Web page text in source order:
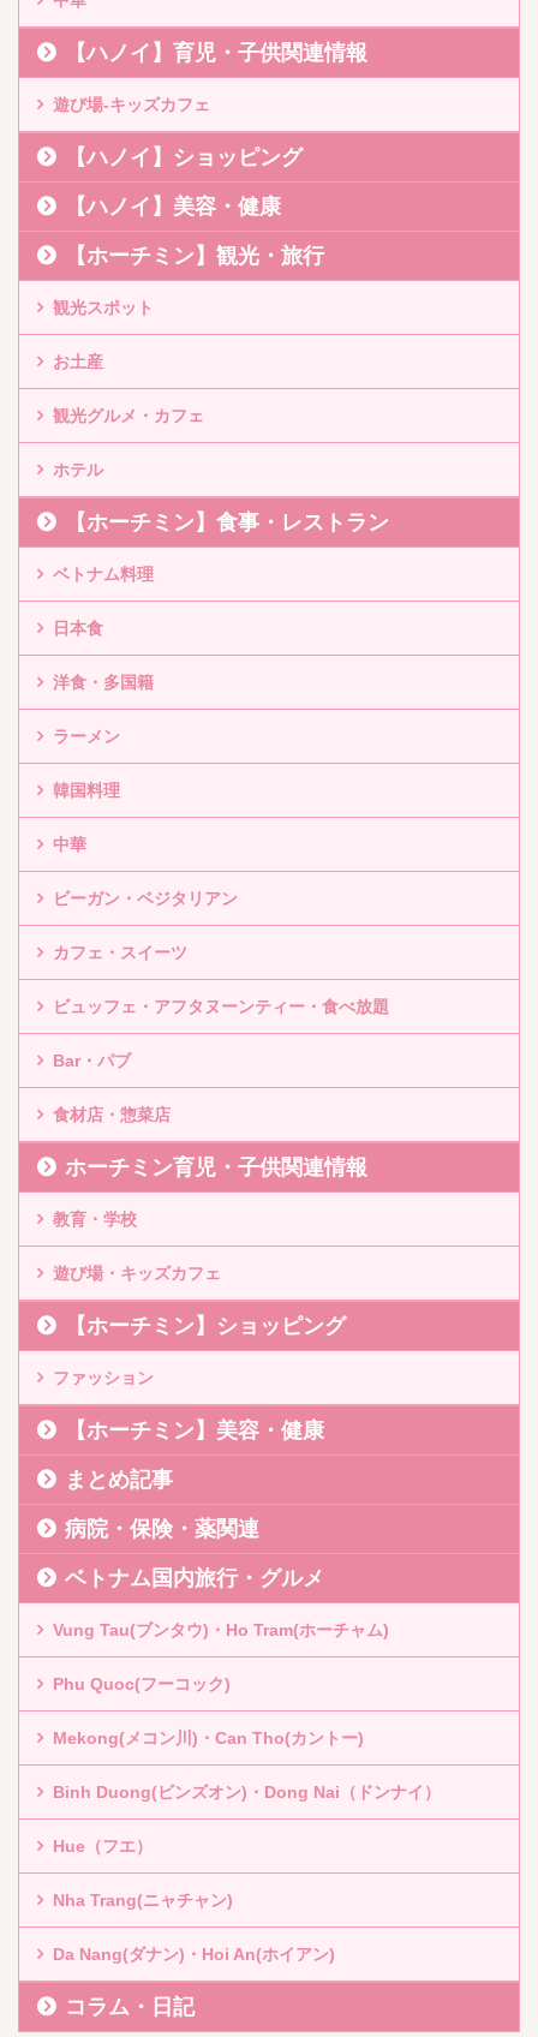
【ハノイ】育児・子供関連情報
遊び場-キッズカフェ
【ハノイ】ショッピング
【ハノイ】美容・健康
【ホーチミン】観光・旅行
観光スポット
お土産
観光グルメ・カフェ
ホテル
【ホーチミン】食事・レストラン
ベトナム料理
日本食
洋食・多国籍
ラーメン
韓国料理
中華
ビーガン・ベジタリアン
カフェ・スイーツ
ビュッフェ・アフタヌーンティー・食べ放題
Bar・パブ
食材店・惣菜店
ホーチミン育児・子供関連情報
教育・学校
遊び場・キッズカフェ
【ホーチミン】ショッピング
ファッション
【ホーチミン】美容・健康
まとめ記事
病院・保険・薬関連
ベトナム国内旅行・グルメ
Vung Tau(ブンタウ)・Ho Tram(ホーチャム)
Phu Quoc(フーコック)
Mekong(メコン川)・Can Tho(カントー)
Binh Duong(ビンズオン)・Dong Nai（ドンナイ）
Hue（フエ）
Nha Trang(ニャチャン)
Da Nang(ダナン)・Hoi An(ホイアン)
コラム・日記